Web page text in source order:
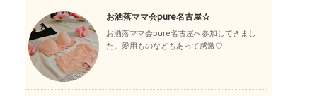
お洒落ママ会pure名古屋☆
お洒落ママ会pure名古屋へ参加してきまし
た。愛用ものなどもあって感激♡